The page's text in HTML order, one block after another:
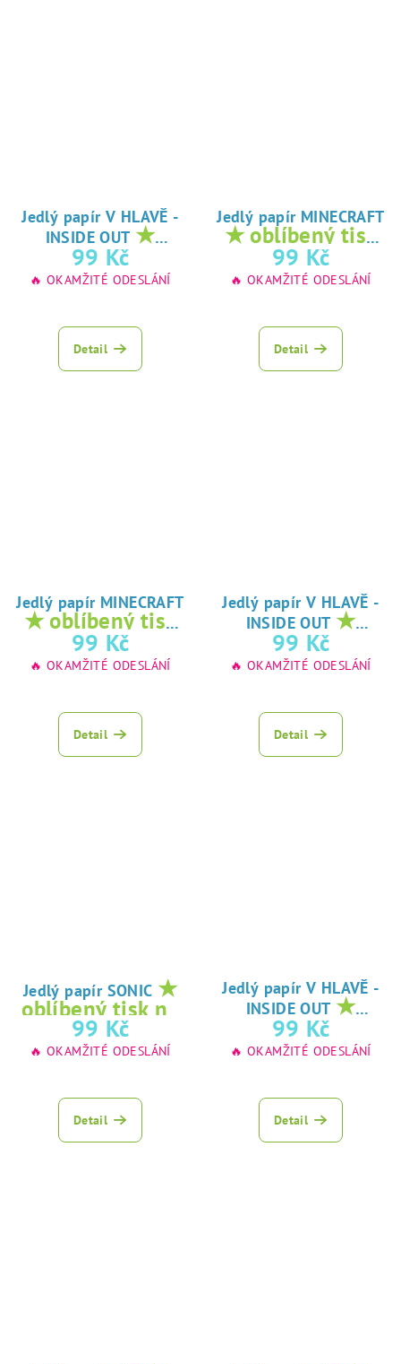
Jedlý papír V HLAVĚ -
INSIDE OUT ★
oblíbený tisk na
jedlý papír
99 Kč
🔥 OKAMŽITÉ ODESLÁNÍ
Detail
Jedlý papír MINECRAFT
★ oblíbený tisk
na jedlý papír
99 Kč
🔥 OKAMŽITÉ ODESLÁNÍ
Detail
Jedlý papír MINECRAFT
★ oblíbený tisk
na jedlý papír
99 Kč
🔥 OKAMŽITÉ ODESLÁNÍ
Detail
Jedlý papír V HLAVĚ -
INSIDE OUT ★
oblíbený tisk na
jedlý papír
99 Kč
🔥 OKAMŽITÉ ODESLÁNÍ
Detail
Jedlý papír SONIC ★
oblíbený tisk na
jedlý papír
99 Kč
🔥 OKAMŽITÉ ODESLÁNÍ
Detail
Jedlý papír V HLAVĚ -
INSIDE OUT ★
oblíbený tisk na
jedlý papír
99 Kč
🔥 OKAMŽITÉ ODESLÁNÍ
Detail